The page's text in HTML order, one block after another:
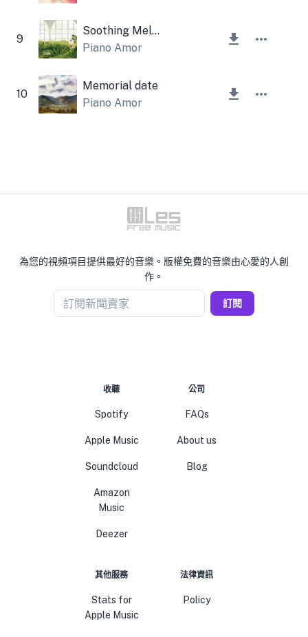
9
Soothing Melody
Piano Amor
10
Memorial date
Piano Amor
為您的視頻項目提供最好的音樂。版權免費的音樂由心愛的人創
作。
訂閱新聞賣家 訂閱
收聽
Spotify
Apple Music
Soundcloud
Amazon
Music
Deezer
公司
FAQs
About us
Blog
其他服務
Stats for
Apple Music
法律資訊
Policy